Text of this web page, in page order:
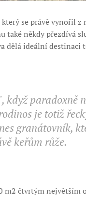
se právě vynořil
také někdy přezdívá
dělá ideální destinaci
když paradoxně
je totiž
granátovník,
keřům růže.
m2 čtvrtým největším